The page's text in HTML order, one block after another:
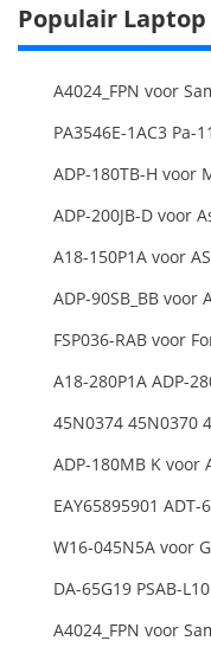
Populair
ADP-180TB-H voor
ADP-200JB-D voor
A18-150P1A voor
ADP-90SB_BB voor
FSP036-RAB voor
ADP-180MB K voor
W16-045N5A voor
DA-65G19 PSAB-